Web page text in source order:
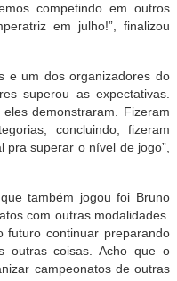
competindo em outros
em julho!”, finalizou
e um dos organizadores do
superou as expectativas.
demonstraram. Fizeram
concluindo, fizeram
superar o nível de jogo”,
também jogou foi Bruno
com outras modalidades.
futuro continuar preparando
outras coisas. Acho que o
campeonatos de outras